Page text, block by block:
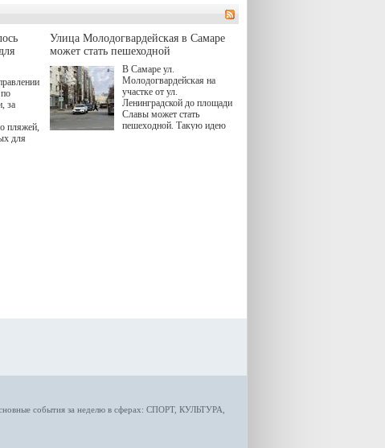
"И
понятно,
для современного и умного
человека.
за
пляжей,
для
Улица Молодогвардейская в Самаре
может стать пешеходной
В Самаре ул.
Молодогвардейская на
участке от ул.
Ленинградской до площади
Славы может стать
пешеходной. Такую идею
события за неделю в сферах: СПОРТ, КУЛЬТУРА,